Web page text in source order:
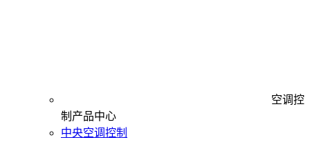
空调控
制产品中心
中央空调控制